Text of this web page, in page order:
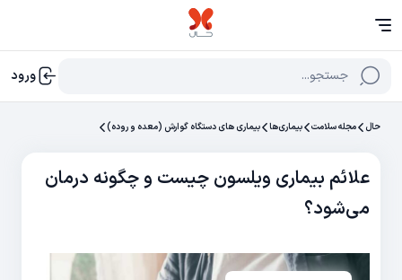
جستجو... ورود
حال مجله سلامت بیماری‌ها بیماری های دستگاه گوارش (معده و روده)
علائم بیماری ویلسون چیست و چگونه درمان
می‌شود؟